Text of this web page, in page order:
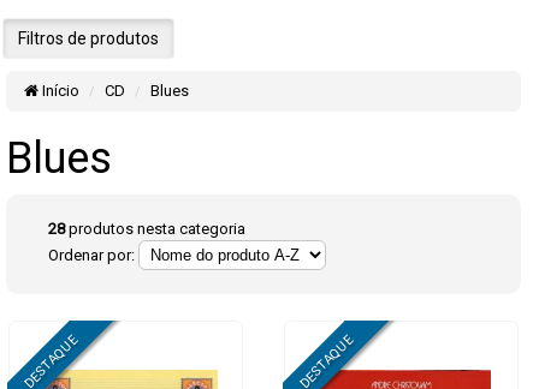
Filtros de produtos
Início CD Blues
Blues
28produtos nesta categoria
Ordenar por: